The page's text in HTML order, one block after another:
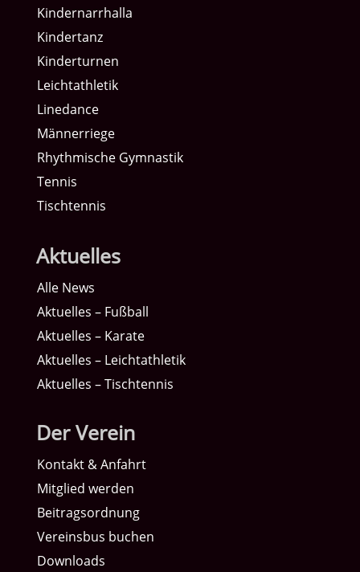
Kindernarrhalla
Kindertanz
Kinderturnen
Leichtathletik
Linedance
Männerriege
Rhythmische Gymnastik
Tennis
Tischtennis
Aktuelles
Alle News
Aktuelles – Fußball
Aktuelles – Karate
Aktuelles – Leichtathletik
Aktuelles – Tischtennis
Der Verein
Kontakt & Anfahrt
Mitglied werden
Beitragsordnung
Vereinsbus buchen
Downloads